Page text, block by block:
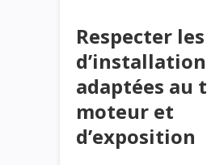
Respecter
d’installation
adaptées au
moteur et
d’exposition